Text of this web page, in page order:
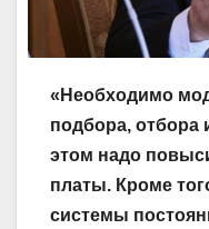
«Необходимо
подбора, отбора
этом надо
платы. Кроме
системы